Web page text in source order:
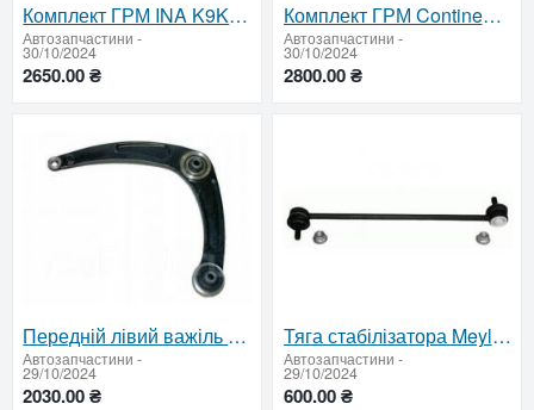
Комплект ГРМ INA K9K 530 0607 10
Автозапчастини -
30/10/2024
2650.00 ₴
Комплект ГРМ Continental K9K CT1184K1
Автозапчастини -
30/10/2024
2800.00 ₴
Передній лівий важіль Fast FT15677
Автозапчастини -
29/10/2024
2030.00 ₴
Тяга стабілізатора Meyle 11-16 060 0000/HD
Автозапчастини -
29/10/2024
600.00 ₴